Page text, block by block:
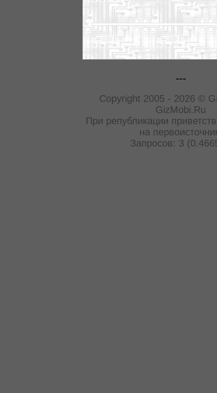
---
Copyright 2005 - 2026 ©
GizMobi.Ru
При републикации
на
Запросов: 3